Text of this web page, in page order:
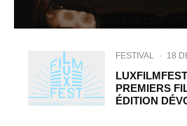
FESTIVAL · 18
PREMIERS
ÉDITION